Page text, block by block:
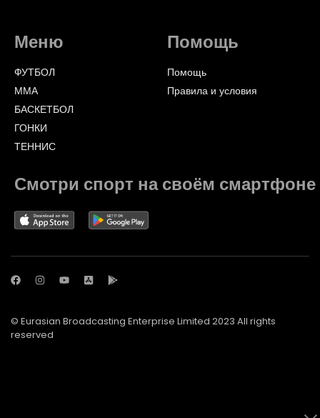
Меню
ФУТБОЛ
ММА
БАСКЕТБОЛ
ГОНКИ
ТЕННИС
Помощь
Помощь
Правила и условия
Смотри спорт на своём смартфоне
© Eurasian Broadcasting Enterprise Limited 2023 All rights
reserved